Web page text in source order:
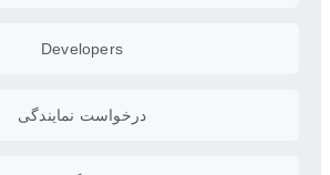
Developers
درخواست نمایندگی